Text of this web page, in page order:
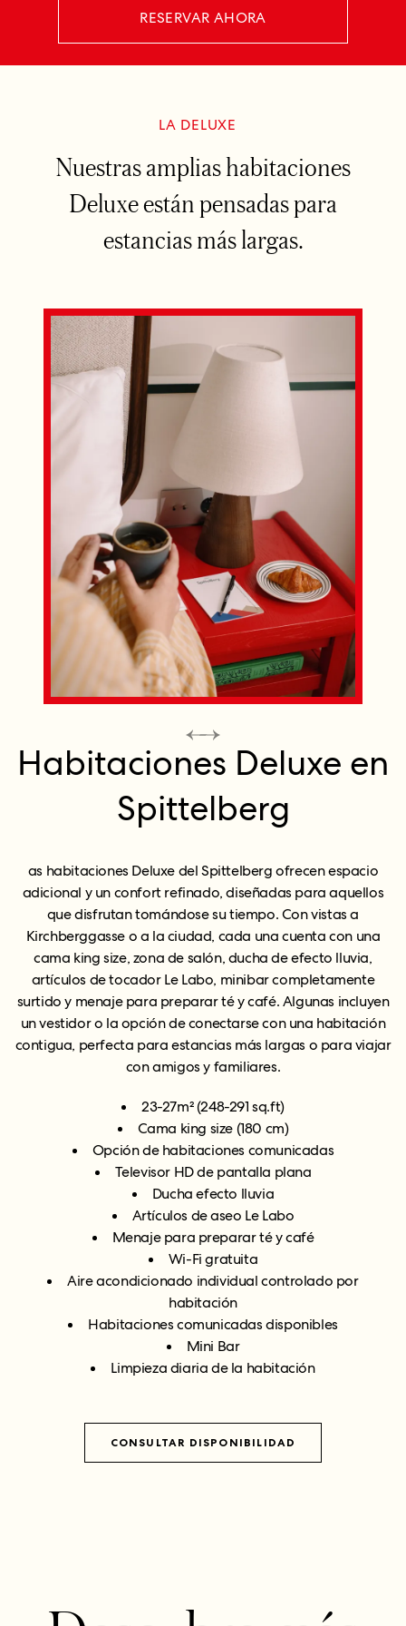
RESERVAR AHORA
LA DELUXE
Nuestras amplias habitaciones
Deluxe están pensadas para
estancias más largas.
Habitaciones Deluxe en
Spittelberg
as habitaciones Deluxe del Spittelberg ofrecen espacio
adicional y un confort refinado, diseñadas para aquellos
que disfrutan tomándose su tiempo. Con vistas a
Kirchberggasse o a la ciudad, cada una cuenta con una
cama king size, zona de salón, ducha de efecto lluvia,
artículos de tocador Le Labo, minibar completamente
surtido y menaje para preparar té y café. Algunas incluyen
un vestidor o la opción de conectarse con una habitación
contigua, perfecta para estancias más largas o para viajar
con amigos y familiares.
23-27m² (248-291 sq.ft)
Cama king size (180 cm)
Opción de habitaciones comunicadas
Televisor HD de pantalla plana
Ducha efecto lluvia
Artículos de aseo Le Labo
Menaje para preparar té y café
Wi-Fi gratuita
Aire acondicionado individual controlado por
habitación
Habitaciones comunicadas disponibles
Mini Bar
Limpieza diaria de la habitación
CONSULTAR DISPONIBILIDAD